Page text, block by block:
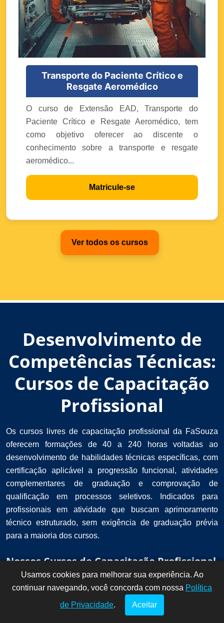
Transporte do Paciente Crítico e
Resgate Aeromédico
O curso de Extensão EAD, Transporte do
Paciente Crítico e Resgate Aeromédico, tem
como objetivo oferecer ao discente o
conhecimento sobre a transporte e resgate
aeromédico...
Matricule-se
Ver todos os cursos
Desenvolvimento de
Competências Técnicas:
Cursos de Capacitação
Profissional
Os cursos livres de capacitação profissional da FaSouza
oferecem formações de 40 a 240 horas voltadas ao
desenvolvimento de habilidades técnicas específicas, com
certificação aplicável a progressão funcional, atividades
complementares de graduação e comprovação de
qualificação em processos seletivos. Indicados para
profissionais em atividade que buscam aprimoramento
técnico estruturado, sem exigência de graduação prévia
para a maioria dos cursos.
Nossos Cursos de Capacitação Profissional
!
Dúvidas? Fale
conosco por
aqui!
Usamos cookies para melhorar sua experiência. Ao
continuar navegando, você concorda com nossa Política
de Privacidade. Aceitar